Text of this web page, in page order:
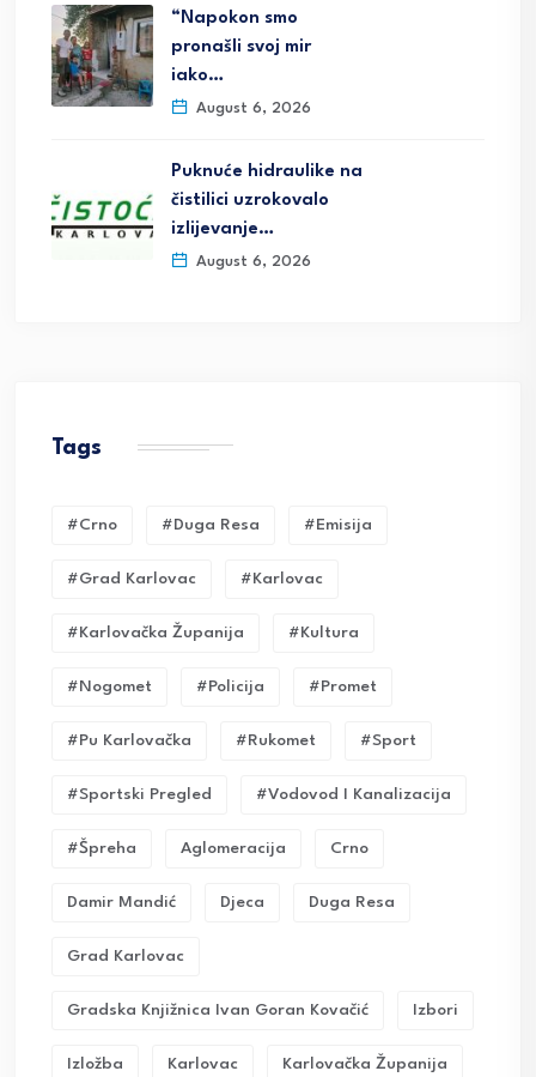
“Napokon smo
pronašli svoj mir
iako…
August 6, 2026
Puknuće hidraulike na
čistilici uzrokovalo
izlijevanje…
August 6, 2026
Tags
#crno #duga Resa #emisija
#grad Karlovac #karlovac
#karlovačka Županija #kultura
#nogomet #policija #promet
#pu Karlovačka #rukomet #sport
#sportski Pregled #vodovod I Kanalizacija
#Špreha Aglomeracija Crno
Damir Mandić Djeca Duga Resa
Grad Karlovac
Gradska Knjižnica Ivan Goran Kovačić Izbori
Izložba Karlovac Karlovačka Županija